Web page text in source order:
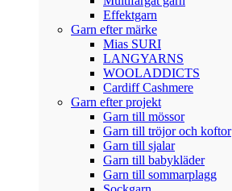
Effektgarn
Garn efter märke
Mias SURI
LANGYARNS
WOOLADDICTS
Cardiff Cashmere
Garn efter projekt
Garn till mössor
Garn till tröjor och koftor
Garn till sjalar
Garn till babykläder
Garn till sommarplagg